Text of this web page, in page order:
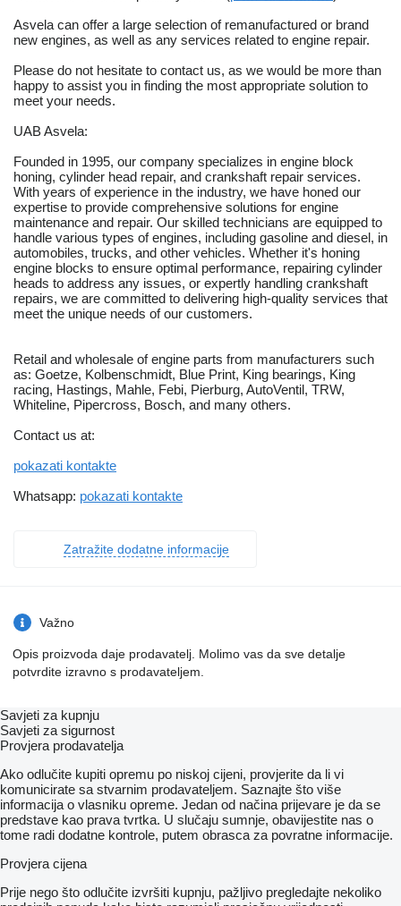
Asvela can offer a large selection of remanufactured or brand
new engines, as well as any services related to engine repair.
Please do not hesitate to contact us, as we would be more than
happy to assist you in finding the most appropriate solution to
meet your needs.
UAB Asvela:
Founded in 1995, our company specializes in engine block
honing, cylinder head repair, and crankshaft repair services.
With years of experience in the industry, we have honed our
expertise to provide comprehensive solutions for engine
maintenance and repair. Our skilled technicians are equipped to
handle various types of engines, including gasoline and diesel, in
automobiles, trucks, and other vehicles. Whether it's honing
engine blocks to ensure optimal performance, repairing cylinder
heads to address any issues, or expertly handling crankshaft
repairs, we are committed to delivering high-quality services that
meet the unique needs of our customers.
Retail and wholesale of engine parts from manufacturers such
as: Goetze, Kolbenschmidt, Blue Print, King bearings, King
racing, Hastings, Mahle, Febi, Pierburg, AutoVentil, TRW,
Whiteline, Pipercross, Bosch, and many others.
Contact us at:
pokazati kontakte
Whatsapp: pokazati kontakte
Zatražite dodatne informacije
Važno
Opis proizvoda daje prodavatelj. Molimo vas da sve detalje
potvrdite izravno s prodavateljem.
Savjeti za kupnju
Savjeti za sigurnost
Provjera prodavatelja
Ako odlučite kupiti opremu po niskoj cijeni, provjerite da li vi
komunicirate sa stvarnim prodavateljem. Saznajte što više
informacija o vlasniku opreme. Jedan od načina prijevare je da se
predstave kao prava tvrtka. U slučaju sumnje, obavijestite nas o
tome radi dodatne kontrole, putem obrasca za povratne informacije.
Provjera cijena
Prije nego što odlučite izvršiti kupnju, pažljivo pregledajte nekoliko